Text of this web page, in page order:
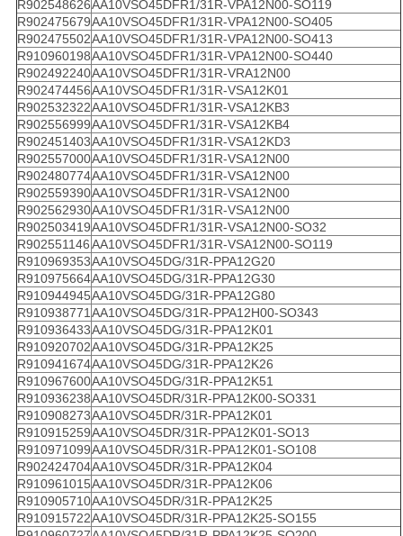
R902548626AA10VSO45DFR1/31R-VPA12N00-SO119
R902475679AA10VSO45DFR1/31R-VPA12N00-SO405
R902475502AA10VSO45DFR1/31R-VPA12N00-SO413
R910960198AA10VSO45DFR1/31R-VPA12N00-SO440
R902492240AA10VSO45DFR1/31R-VRA12N00
R902474456AA10VSO45DFR1/31R-VSA12K01
R902532322AA10VSO45DFR1/31R-VSA12KB3
R902556999AA10VSO45DFR1/31R-VSA12KB4
R902451403AA10VSO45DFR1/31R-VSA12KD3
R902557000AA10VSO45DFR1/31R-VSA12N00
R902480774AA10VSO45DFR1/31R-VSA12N00
R902559390AA10VSO45DFR1/31R-VSA12N00
R902562930AA10VSO45DFR1/31R-VSA12N00
R902503419AA10VSO45DFR1/31R-VSA12N00-SO32
R902551146AA10VSO45DFR1/31R-VSA12N00-SO119
R910969353AA10VSO45DG/31R-PPA12G20
R910975664AA10VSO45DG/31R-PPA12G30
R910944945AA10VSO45DG/31R-PPA12G80
R910938771AA10VSO45DG/31R-PPA12H00-SO343
R910936433AA10VSO45DG/31R-PPA12K01
R910920702AA10VSO45DG/31R-PPA12K25
R910941674AA10VSO45DG/31R-PPA12K26
R910967600AA10VSO45DG/31R-PPA12K51
R910936238AA10VSO45DR/31R-PPA12K00-SO331
R910908273AA10VSO45DR/31R-PPA12K01
R910915259AA10VSO45DR/31R-PPA12K01-SO13
R910971099AA10VSO45DR/31R-PPA12K01-SO108
R902424704AA10VSO45DR/31R-PPA12K04
R910961015AA10VSO45DR/31R-PPA12K06
R910905710AA10VSO45DR/31R-PPA12K25
R910915722AA10VSO45DR/31R-PPA12K25-SO155